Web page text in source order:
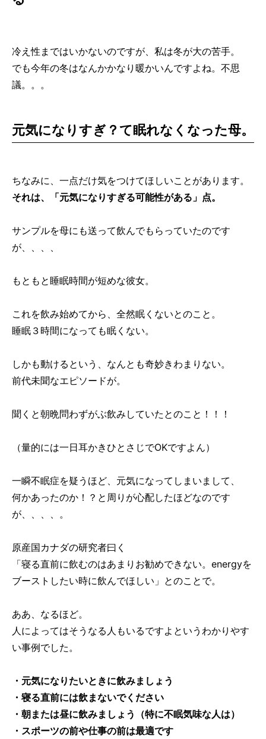
冷え性まではいかないのですが、私は冬が大の苦手。
でも今年の冬はなんかかなり暖かいんですよね。不思
議。。。
元気になりすぎ？て眠れなくなった母。
ちなみに、一点だけ気をつけてほしいことがあります。
それは、「元気になりすぎる可能性がある」点。
サンプルを母にも送って飲んでもらっていたのです
が、、、、
もともと睡眠時間が短めな彼女。
これを飲み始めてから、全然眠くないとのこと。
睡眠３時間になっても眠くない。
しかも動けるという、なんとも奇妙きわまりない。
前代未聞なエピソードが。
聞くと朝晩問わずがぶ飲みしていたとのこと！！！
（量的には一日耳かきひとさじでOKですよん）
一瞬不眠症を疑うほど、元気になってしまいまして、
何かあったのか！？と周りが心配したほどなのです
が、、、、。
原産国カナダの研究者曰く
「寝る直前に飲むのはあまりお勧めできない。energyを
ブーストしたい時に飲んでほしい」とのことで。
ああ、なるほど。
人によってはそうなる人もいるですよというわかりやす
い事例でした。
・元気になりたいときに飲みましょう
・寝る直前には飲まないでください
・朝または昼に飲みましょう（特に不眠気味な人は）
・スポーツの前や仕事の前は最適です